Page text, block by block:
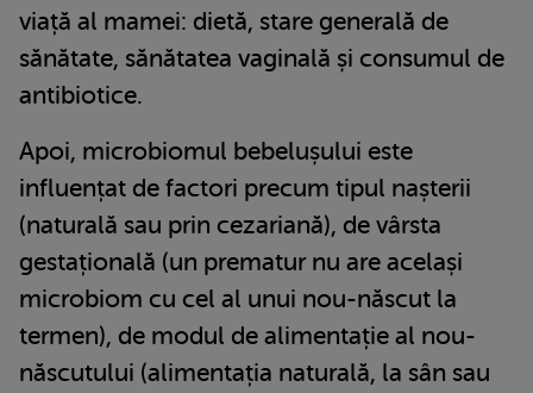
viață al mamei: dietă, stare generală de
sănătate, sănătatea vaginală și consumul de
antibiotice.
Apoi, microbiomul bebelușului este
influențat de factori precum tipul nașterii
(naturală sau prin cezariană), de vârsta
gestațională (un prematur nu are același
microbiom cu cel al unui nou-născut la
termen), de modul de alimentație al nou-
născutului (alimentația naturală, la sân sau